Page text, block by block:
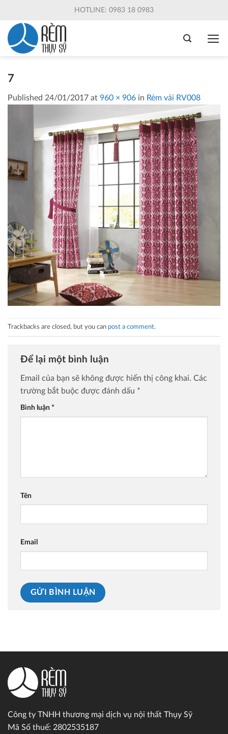
content
HOTLINE: 0983 18 0983
7
Published 24/01/2017 at 960 × 906 in Rèm vải RV008
Trackbacks are closed, but you can post a comment.
Để lại một bình luận
Email của bạn sẽ không được hiển thị công khai. Các
trường bắt buộc được đánh dấu *
Bình luận *
Tên
Email
Công ty TNHH thương mại dịch vụ nội thất Thụy Sỹ
Mã Số thuế: 2802535187